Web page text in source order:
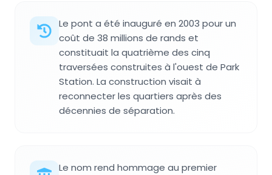
Le pont a été inauguré en 2003 pour un
coût de 38 millions de rands et
constituait la quatrième des cinq
traversées construites à l'ouest de Park
Station. La construction visait à
reconnecter les quartiers après des
décennies de séparation.
Le nom rend hommage au premier